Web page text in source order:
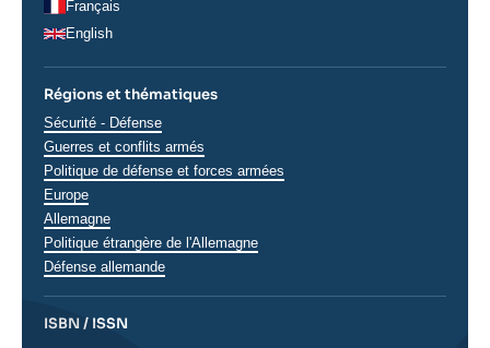
Français
English
Régions et thématiques
Thématiques
analyses
Sécurité - Défense
Guerres et conflits armés
Politique de défense et forces armées
Régions
Europe
Allemagne
Politique étrangère de l'Allemagne
Défense allemande
ISBN / ISSN